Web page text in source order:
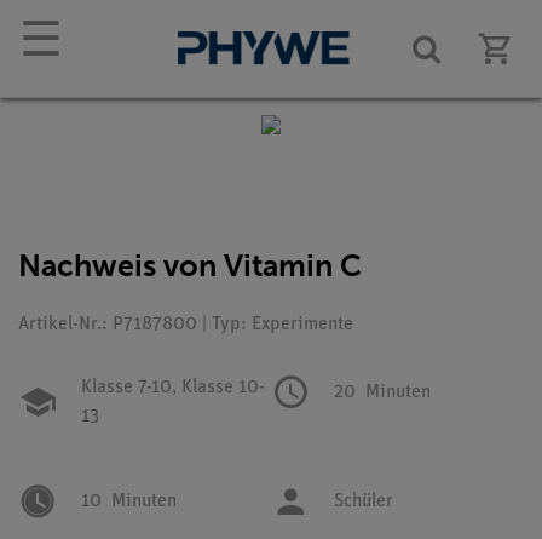
☰
Nachweis von Vitamin C
Artikel-Nr.: P7187800 | Typ: Experimente
Klasse 7-10, Klasse 10-
13
20 Minuten
10 Minuten Schüler